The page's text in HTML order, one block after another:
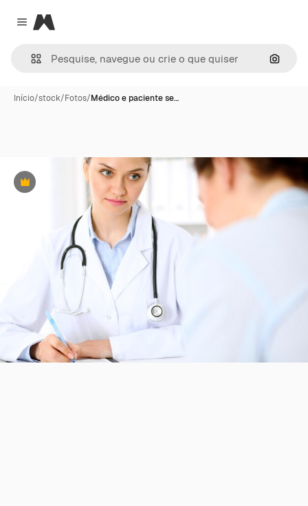
Close menu
Magnific
Início/stock/Fotos/Médico e paciente se…
Premium